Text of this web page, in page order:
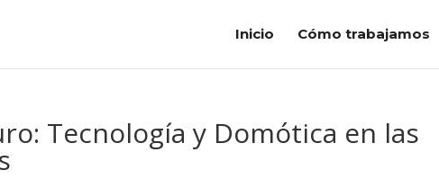
Inicio Cómo trabajamos
Tecnología y Domótica en las